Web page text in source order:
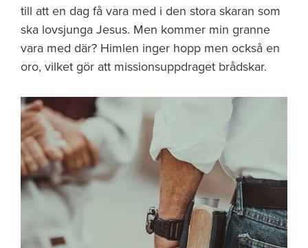
till att en dag få vara med i den stora skaran som
ska lovsjunga Jesus. Men kommer min granne
vara med där? Himlen inger hopp men också en
oro, vilket gör att missionsuppdraget brådskar.